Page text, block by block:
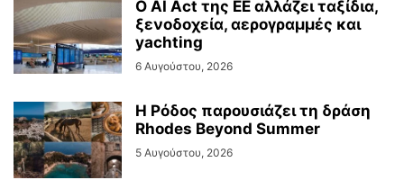
Ο AI Act της ΕΕ αλλάζει ταξίδια,
ξενοδοχεία, αερογραμμές και
yachting
6 Αυγούστου, 2026
Η Ρόδος παρουσιάζει τη δράση
Rhodes Beyond Summer
5 Αυγούστου, 2026